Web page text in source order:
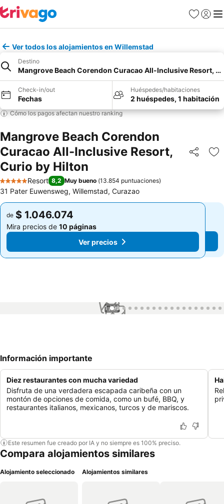
Favoritos
Iniciar
Ver todos los alojamientos en Willemstad
Destino
Mangrove Beach Corendon Curacao All-Inclusive Resort,
Check-in/out
Fechas
Huéspedes/habitaciones
2 huéspedes, 1 habitación
Cómo los pagos afectan nuestro ranking
Mangrove Beach Corendon
Curacao All-Inclusive Resort,
Curio by Hilton
Compartir
5 Estrellas
Resort 8,2 Muy bueno (13.854 puntuaciones)
31 Pater Euwensweg, Willemstad, Curazao
de $ 1.046.074
Mira precios de 10 páginas
Ver precios
de $ 1.046.074
Mira precios de 10 páginas
Ver precios
1 / 99
Información importante
Diez restaurantes con mucha variedad
Disfruta de una verdadera escapada caribeña con un
montón de opciones de comida, como un bufé, BBQ, y
restaurantes italianos, mexicanos, turcos y de mariscos.
Este resumen fue creado por IA y no siempre es 100% preciso.
Compara alojamientos similares
Alojamiento seleccionado Alojamientos similares